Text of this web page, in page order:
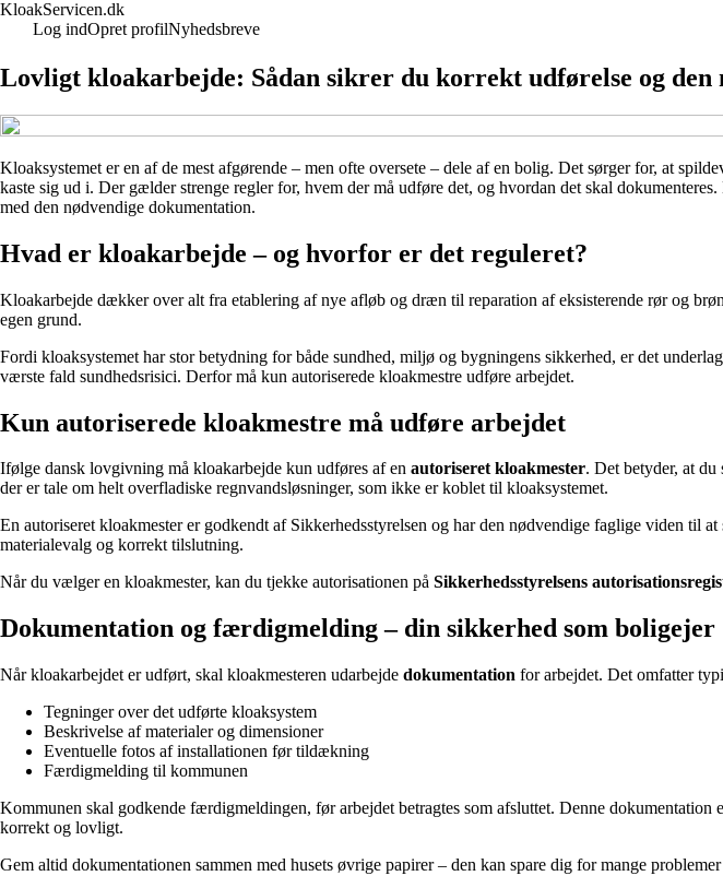
KloakServicen.dk
Log indOpret profilNyhedsbreve
Lovligt kloakarbejde: Sådan sikrer du korrekt udførelse og den
Kloaksystemet er en af de mest afgørende – men ofte oversete – dele af en bolig. Det sørger for, at
kaste sig ud i. Der gælder strenge regler for, hvem der må udføre det, og hvordan det skal
med den nødvendige dokumentation.
Hvad er kloakarbejde – og hvorfor er det reguleret?
Kloakarbejde dækker over alt fra etablering af nye afløb og dræn til reparation af eksisterende rør og
egen grund.
Fordi kloaksystemet har stor betydning for både sundhed, miljø og bygningens sikkerhed, er det
værste fald sundhedsrisici. Derfor må kun autoriserede kloakmestre udføre arbejdet.
Kun autoriserede kloakmestre må udføre arbejdet
Ifølge dansk lovgivning må kloakarbejde kun udføres af en autoriseret kloakmester. Det betyder, at
der er tale om helt overfladiske regnvandsløsninger, som ikke er koblet til kloaksystemet.
En autoriseret kloakmester er godkendt af Sikkerhedsstyrelsen og har den nødvendige faglige viden
materialevalg og korrekt tilslutning.
Når du vælger en kloakmester, kan du tjekke autorisationen på Sikkerhedsstyrelsens
Dokumentation og færdigmelding – din sikkerhed som boligejer
Når kloakarbejdet er udført, skal kloakmesteren udarbejde dokumentation for arbejdet. Det omfatter
Tegninger over det udførte kloaksystem
Beskrivelse af materialer og dimensioner
Eventuelle fotos af installationen før tildækning
Færdigmelding til kommunen
Kommunen skal godkende færdigmeldingen, før arbejdet betragtes som afsluttet. Denne
korrekt og lovligt.
Gem altid dokumentationen sammen med husets øvrige papirer – den kan spare dig for mange problemer